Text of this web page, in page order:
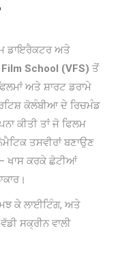
ਡਾਇਰੈਕਟਰ ਅਤੇ
School (VFS) ਤੋਂ
ਅਤੇ ਸ਼ਾਰਟ ਡਰਾਮੇ
ਕੋਲੰਬੀਆ ਦੇ ਰਿਚਮੰਡ
ਕੀਤੀ ਤਾਂ ਜੋ ਫਿਲਮ
ਤਸਵੀਰਾਂ ਬਣਾਉਣ
ਖਾਸ ਕਰਕੇ ਛੋਟੀਆਂ
ਕੇ ਲਾਈਟਿੰਗ, ਅਤੇ
ਸਕ੍ਰੀਨ ਵਾਲੀ